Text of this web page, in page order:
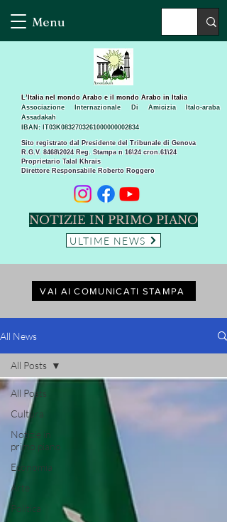
Menu
Sito registrato dal Presidente del Tribunale di Genova
R.G.V. 8468\2024 Reg. Stampa n 16\24 cron.61\24 ​
Proprietario Talal Khrais
Direttore Responsabile Roberto Roggero
L’Italia nel mondo Arabo e il mondo Arabo in Italia
Associazione Internazionale Di Amicizia Italo-araba
Assadakah
IBAN: IT03K0832703261000000002834
NOTIZIE IN PRIMO PIANO
ULTIME NEWS
VAI AI COMUNICATI STAMPA
All News
All Posts
Cultura
Notizie in
primo piano
Economia
Arte
Politica
All Posts